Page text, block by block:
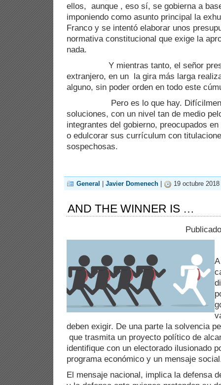
ellos, aunque , eso sí, se gobierna a
imponiendo como asunto principal la
Franco y se intentó elaborar unos
normativa constitucional que exige la
nada.
Y mientras tanto, el señor
extranjero, en un la gira más larga
alguno, sin poder orden en todo este
Pero es lo que hay. Difícilmente
soluciones, con un nivel tan de medio
integrantes del gobierno, preocupados
o edulcorar sus currículum con
sospechosas.
General Javier Domenech 19 octubre
AND THE WINNER IS …
deben exigir. De una parte la solvencia
que trasmita un proyecto político de
identifique con un electorado ilusionado
programa económico y un mensaje
El mensaje nacional, implica la defensa